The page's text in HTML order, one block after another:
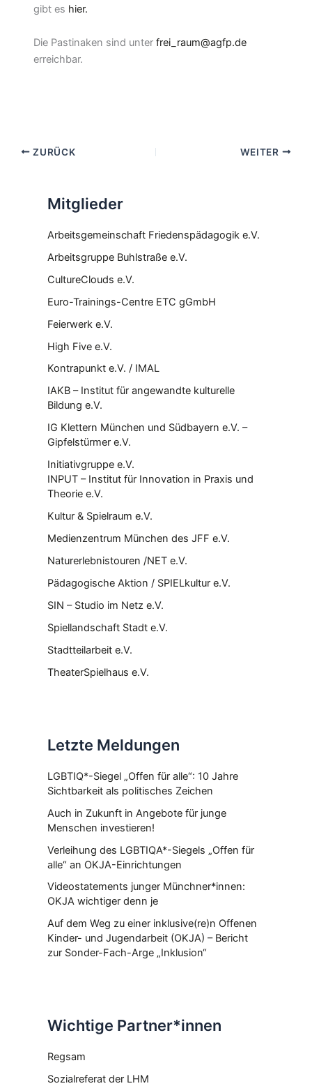
gibt es hier.
Die Pastinaken sind unter frei_raum@agfp.de
erreichbar.
ZURÜCK WEITER
Mitglieder
Arbeitsgemeinschaft Friedenspädagogik e.V.
Arbeitsgruppe Buhlstraße e.V.
CultureClouds e.V.
Euro-Trainings-Centre ETC gGmbH
Feierwerk e.V.
High Five e.V.
Kontrapunkt e.V. / IMAL
IAKB – Institut für angewandte kulturelle
Bildung e.V.
IG Klettern München und Südbayern e.V. –
Gipfelstürmer e.V.
Initiativgruppe e.V.
INPUT – Institut für Innovation in Praxis und
Theorie e.V.
Kultur & Spielraum e.V.
Medienzentrum München des JFF e.V.
Naturerlebnistouren /NET e.V.
Pädagogische Aktion / SPIELkultur e.V.
SIN – Studio im Netz e.V.
Spiellandschaft Stadt e.V.
Stadtteilarbeit e.V.
TheaterSpielhaus e.V.
Letzte Meldungen
LGBTIQ*-Siegel „Offen für alle“: 10 Jahre
Sichtbarkeit als politisches Zeichen
Auch in Zukunft in Angebote für junge
Menschen investieren!
Verleihung des LGBTIQA*-Siegels „Offen für
alle“ an OKJA-Einrichtungen
Videostatements junger Münchner*innen:
OKJA wichtiger denn je
Auf dem Weg zu einer inklusive(re)n Offenen
Kinder- und Jugendarbeit (OKJA) – Bericht
zur Sonder-Fach-Arge „Inklusion“
Wichtige Partner*innen
Regsam
Sozialreferat der LHM